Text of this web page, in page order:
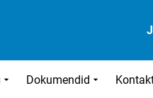
Dokumendid